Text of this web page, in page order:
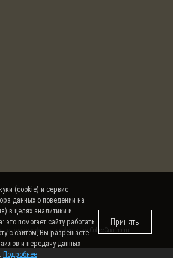
магазин кофе, чая и кофемашин CoffeeCuattro.ru
(cookie) и сервис
данных о поведении на
в целях аналитики и
это помогает сайту работать
с сайтом, Вы разрешаете
и передачу данных
Подробнее
Принять